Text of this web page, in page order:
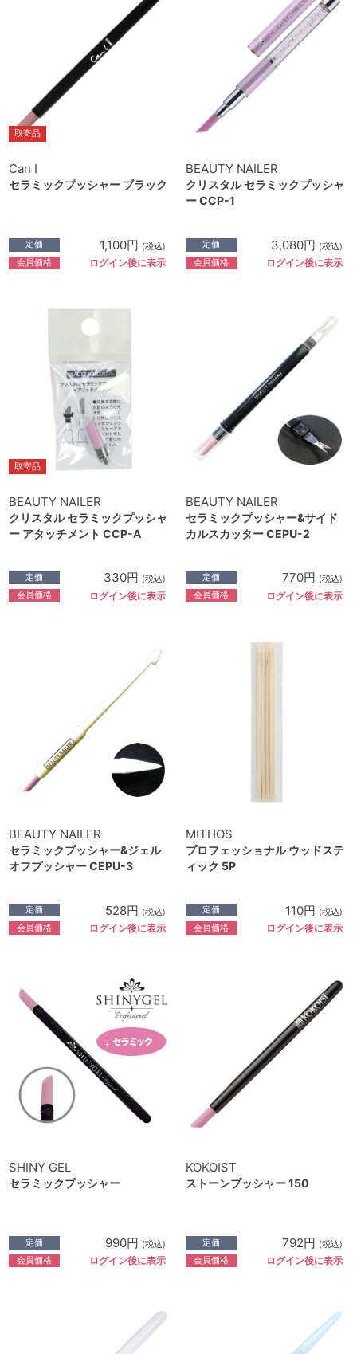
取寄品
Can I
セラミックプッシャー ブラック
定価 1,100円 (税込)
会員価格 ログイン後に表示
BEAUTY NAILER
クリスタル セラミックプッシャ
ー CCP-1
定価 3,080円 (税込)
会員価格 ログイン後に表示
取寄品
BEAUTY NAILER
クリスタル セラミックプッシャ
ー アタッチメント CCP-A
定価 330円 (税込)
会員価格 ログイン後に表示
BEAUTY NAILER
セラミックプッシャー&サイド
カルスカッター CEPU-2
定価 770円 (税込)
会員価格 ログイン後に表示
BEAUTY NAILER
セラミックプッシャー&ジェル
オフプッシャー CEPU-3
定価 528円 (税込)
会員価格 ログイン後に表示
MITHOS
プロフェッショナル ウッドステ
ィック 5P
定価 110円 (税込)
会員価格 ログイン後に表示
SHINY GEL
セラミックプッシャー
定価 990円 (税込)
会員価格 ログイン後に表示
KOKOIST
ストーンプッシャー 150
定価 792円 (税込)
会員価格 ログイン後に表示